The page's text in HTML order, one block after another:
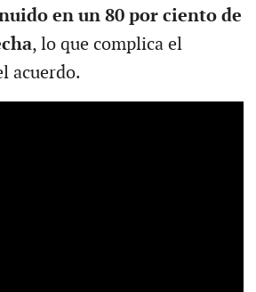
en un 80 por ciento de
, lo que complica el
acuerdo.